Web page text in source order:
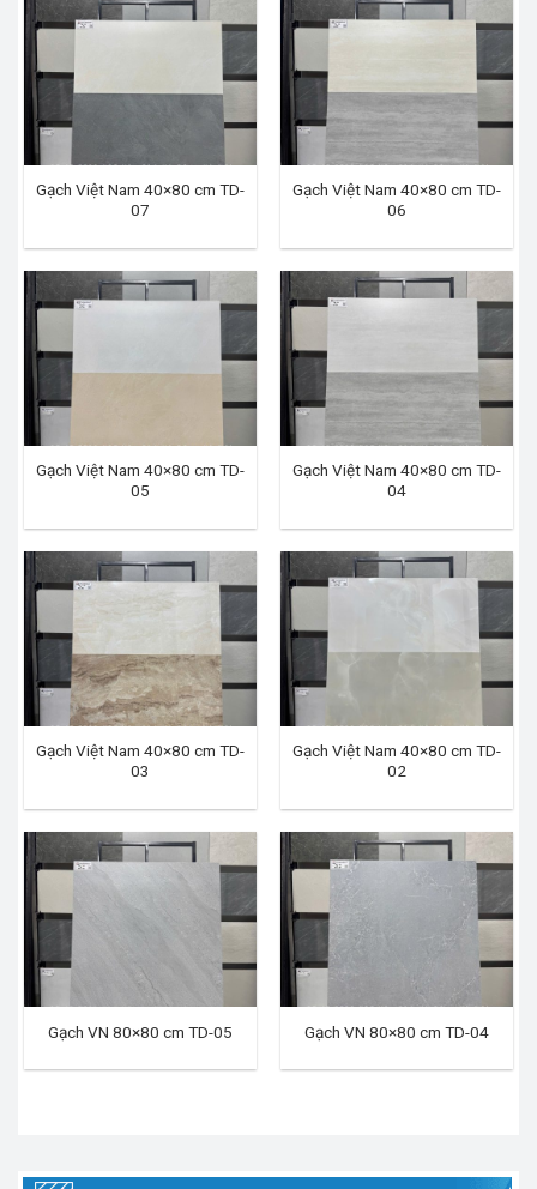
Gạch Việt Nam 40×80 cm TD-
07
Gạch Việt Nam 40×80 cm TD-
06
Gạch Việt Nam 40×80 cm TD-
05
Gạch Việt Nam 40×80 cm TD-
04
Gạch Việt Nam 40×80 cm TD-
03
Gạch Việt Nam 40×80 cm TD-
02
Gạch VN 80×80 cm TD-05 Gạch VN 80×80 cm TD-04